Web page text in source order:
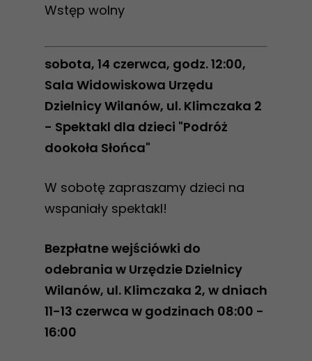
Wstęp wolny
sobota, 14 czerwca, godz. 12:00,
Sala Widowiskowa Urzędu
Dzielnicy Wilanów, ul. Klimczaka 2
- Spektakl dla dzieci "Podróż
dookoła Słońca"
W sobotę zapraszamy dzieci na
wspaniały spektakl!
Bezpłatne wejściówki do
odebrania w Urzędzie Dzielnicy
Wilanów, ul. Klimczaka 2, w dniach
11-13 czerwca w godzinach 08:00 -
16:00